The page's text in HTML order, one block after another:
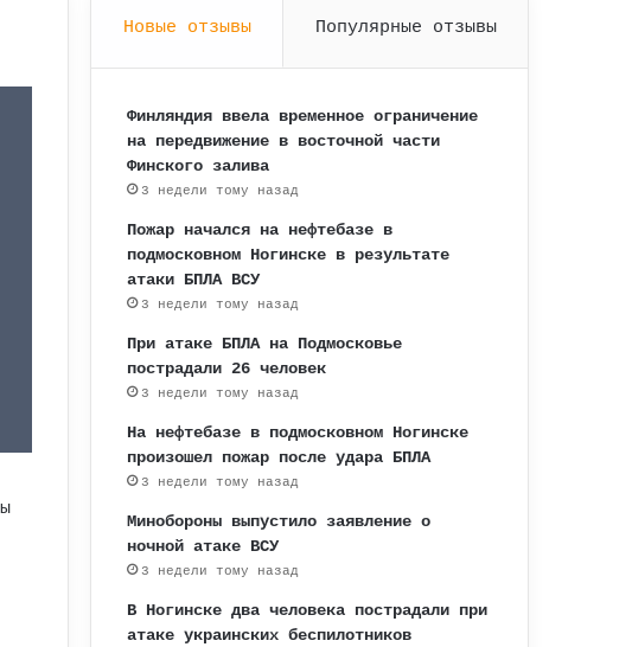
Новые отзывы Популярные отзывы
Финляндия ввела временное ограничение
на передвижение в восточной части
Финского залива
3 недели тому назад
Пожар начался на нефтебазе в
подмосковном Ногинске в результате
атаки БПЛА ВСУ
3 недели тому назад
При атаке БПЛА на Подмосковье
пострадали 26 человек
3 недели тому назад
На нефтебазе в подмосковном Ногинске
произошел пожар после удара БПЛА
3 недели тому назад
Минобороны выпустило заявление о
ночной атаке ВСУ
3 недели тому назад
В Ногинске два человека пострадали при
атаке украинских беспилотников